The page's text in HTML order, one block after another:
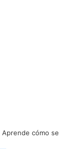
Aprende cómo se